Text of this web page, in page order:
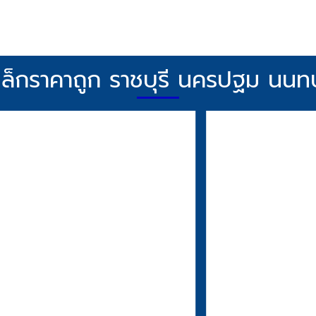
กราคาถูก ราชบุรี นครปฐม นน